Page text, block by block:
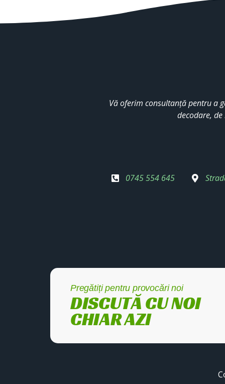
Vă oferim consultanță pentru a
decodare,
0745 554 645
Pregătiți pentru provocări noi
DISCUTĂ CU NOI
CHIAR AZI